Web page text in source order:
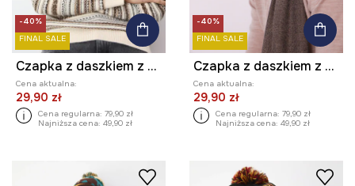
-40%
FINAL SALE
Czapka z daszkiem z wełną męska melanżowa
Cena aktualna:
29,90 zł
Cena regularna: 79,90 zł
Najniższa cena: 49,90 zł
-40%
FINAL SALE
Czapka z daszkiem z wełną męska melanżowa
Cena aktualna:
29,90 zł
Cena regularna: 79,90 zł
Najniższa cena: 49,90 zł